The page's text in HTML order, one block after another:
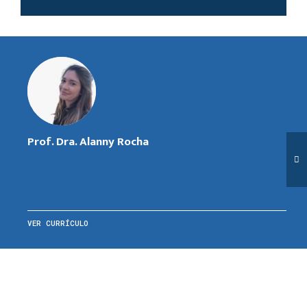
Prof. Dra. Alanny Rocha
VER CURRÍCULO